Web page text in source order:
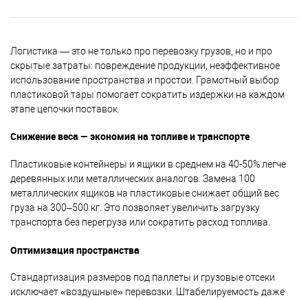
Логистика — это не только про перевозку грузов, но и про
скрытые затраты: повреждение продукции, неэффективное
использование пространства и простои. Грамотный выбор
пластиковой тары помогает сократить издержки на каждом
этапе цепочки поставок.
Снижение веса — экономия на топливе и транспорте
Пластиковые контейнеры и ящики в среднем на 40-50% легче
деревянных или металлических аналогов. Замена 100
металлических ящиков на пластиковые снижает общий вес
груза на 300–500 кг. Это позволяет увеличить загрузку
транспорта без перегруза или сократить расход топлива.
Оптимизация пространства
Стандартизация размеров под паллеты и грузовые отсеки
исключает «воздушные» перевозки. Штабелируемость даже